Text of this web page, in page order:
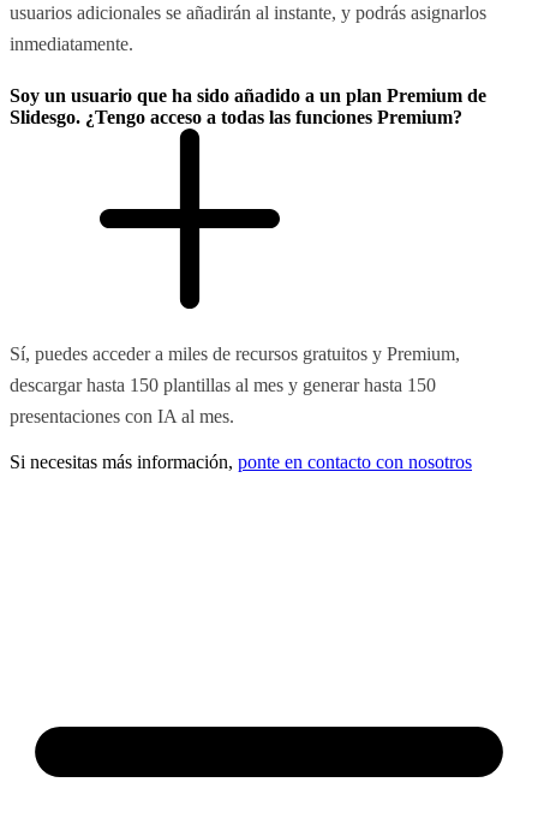
usuarios adicionales se añadirán al instante, y podrás asignarlos
inmediatamente.
Soy un usuario que ha sido añadido a un plan Premium de
Slidesgo. ¿Tengo acceso a todas las funciones Premium?
Sí, puedes acceder a miles de recursos gratuitos y Premium,
descargar hasta 150 plantillas al mes y generar hasta 150
presentaciones con IA al mes.
Si necesitas más información, ponte en contacto con nosotros